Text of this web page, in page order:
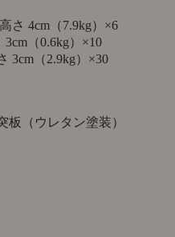
さ 4cm（7.9kg）×6
3cm（0.6kg）×10
3cm（2.9kg）×30
板（ウレタン塗装）